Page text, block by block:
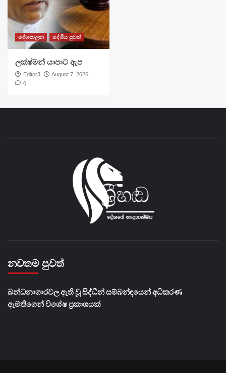
දේශපාලන දේශීය පුවත්
ලක්ෂ්මන් යාපාට ඇප
Editor3
August 7, 2026
0
නවතම පුවත්
බන්ධනාගාරවල ඇති වූ සිද්ධීන් සම්බන්ඳයෙන් අධිකරණ
ඇමතිගෙන් විශේෂ ප්‍රකාශයක්